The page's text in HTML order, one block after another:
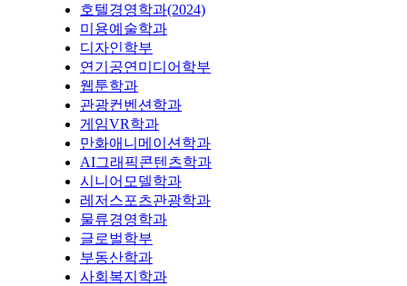
호텔경영학과(2024)
미용예술학과
디자인학부
연기공연미디어학부
웹툰학과
관광컨벤션학과
게임VR학과
만화애니메이션학과
AI그래픽콘텐츠학과
시니어모델학과
레저스포츠관광학과
물류경영학과
글로벌학부
부동산학과
사회복지학과